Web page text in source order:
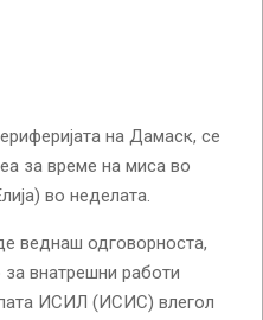
на Дамаск, се
за време на миса во
во неделата.
веднаш одговорноста,
внатрешни работи
ИСИЛ (ИСИС) влегол